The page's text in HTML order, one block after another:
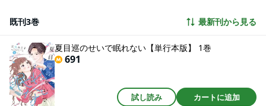
きたイケメン「夏目巡」は、なぜか優しく寄り添ってくれて…。新しい恋の
◆「夏目巡のせいで眠れない」第1話～第7話+単行本収録の描き下ろし番外
編 ※本作品は、電子書籍「夏目巡のせいで眠れない」1巻～3巻を収録した単
行本「夏目巡のせいで眠れない1」の電子書籍版です。
既刊3巻 最新刊から見る
夏目巡のせいで眠れない【単行本版】 1巻
691
試し読み カートに追加